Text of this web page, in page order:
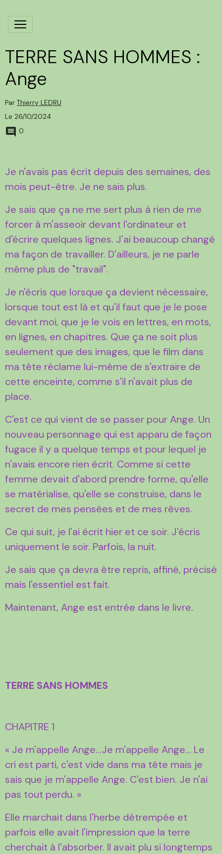
TERRE SANS HOMMES :
Ange
Par Thierry LEDRU
Le 26/10/2024
0
Je n'avais pas écrit depuis des semaines, des
mois peut-être. Je ne sais plus.
Je sais que ça ne me sert plus à rien de me
forcer à m'asseoir devant l'ordinateur et
d'écrire quelques lignes. J'ai beaucoup changé
ma façon de travailler. D'ailleurs, je ne parle
même plus de "travail".
Je n'écris que lorsque ça devient nécessaire,
lorsque tout est là et qu'il faut que je le pose
devant moi, que je le vois en lettres, en mots,
en lignes, en chapitres. Que ça ne soit plus
seulement que des images, que le film dans
ma tête réclame lui-même de s'extraire de
cette enceinte, comme s'il n'avait plus de
place.
C'est ce qui vient de se passer pour Ange. Un
nouveau personnage qui est apparu de façon
fugace il y a quelque temps et pour lequel je
n'avais encore rien écrit. Comme si cette
femme devait d'abord prendre forme, qu'elle
se matérialise, qu'elle se construise, dans le
secret de mes pensées et de mes rêves.
Ce qui suit, je l'ai écrit hier et ce soir. J'écris
uniquement le soir. Parfois, la nuit.
Je sais que ça devra être repris, affiné, précisé
mais l'essentiel est fait.
Maintenant, Ange est entrée dans le livre.
TERRE SANS HOMMES
CHAPITRE 1
« Je m'appelle Ange...Je m'appelle Ange... Le
cri est parti, c'est vide dans ma tête mais je
sais que je m'appelle Ange. C'est bien. Je n'ai
pas tout perdu. »
Elle marchait dans l'herbe détrempée et
parfois elle avait l'impression que la terre
cherchait à l'absorber. Il avait plu si longtemps